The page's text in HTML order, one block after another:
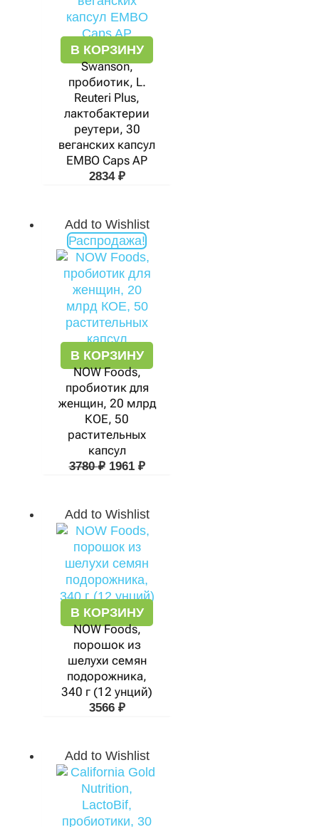
В КОРЗИНУ
Swanson,
пробиотик, L.
Reuteri Plus,
лактобактерии
реутери, 30
веганских капсул
EMBO Caps AP
2834 ₽
Add to Wishlist
Распродажа!
В КОРЗИНУ
NOW Foods,
пробиотик для
женщин, 20 млрд
КОЕ, 50
растительных
капсул
3780₽
Первоначальная
цена
составляла
3780 ₽.
1961 ₽
Текущая
цена:
1961 ₽.
Add to Wishlist
В КОРЗИНУ
NOW Foods,
порошок из
шелухи семян
подорожника,
340 г (12 унций)
3566 ₽
Add to Wishlist